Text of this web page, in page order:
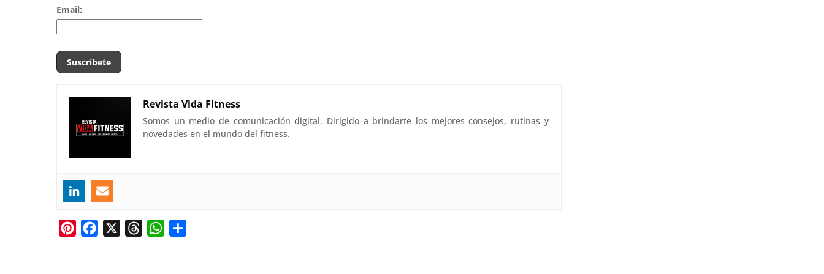
Email:
Revista Vida Fitness
Somos un medio de comunicación digital. Dirigido a brindarte los mejores consejos, rutinas y
novedades en el mundo del fitness.
W